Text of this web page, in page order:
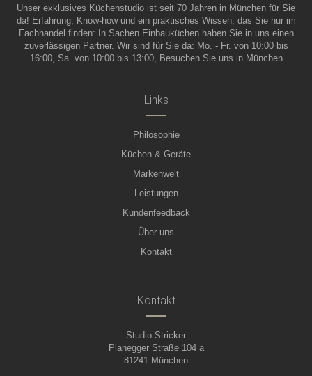
Unser exklusives Küchenstudio ist seit 70 Jahren in München für Sie
da! Erfahrung, Know-how und ein praktisches Wissen, das Sie nur im
Fachhandel finden: In Sachen Einbauküchen haben Sie in uns einen
zuverlässigen Partner. Wir sind für Sie da: Mo. - Fr. von 10:00 bis
16:00, Sa. von 10:00 bis 13:00, Besuchen Sie uns in München
Links
Philosophie
Küchen & Geräte
Markenwelt
Leistungen
Kundenfeedback
Über uns
Kontakt
Kontakt
Studio Stricker
Planegger Straße 104 a
81241 München